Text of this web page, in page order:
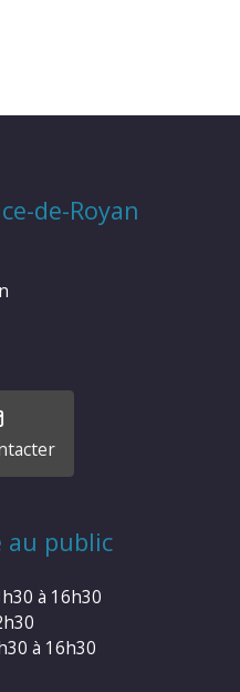
de-Royan
au public
à 16h30
à 16h30